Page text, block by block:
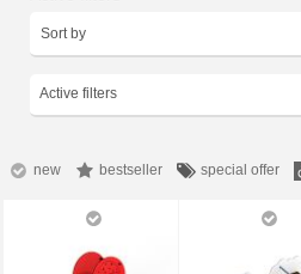
Detských ihrísk zariadenia
Surface +
O nás +
Kontakt
Active filters
new bestseller special offer